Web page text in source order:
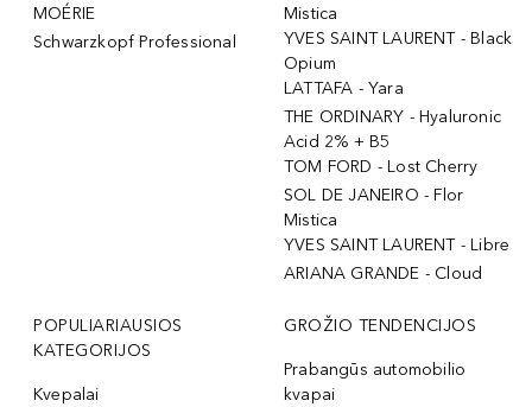
MOÉRIE
Schwarzkopf Professional
Mistica
YVES SAINT LAURENT - Black
Opium
LATTAFA - Yara
THE ORDINARY - Hyaluronic
Acid 2% + B5
TOM FORD - Lost Cherry
SOL DE JANEIRO - Flor
Mistica
YVES SAINT LAURENT - Libre
ARIANA GRANDE - Cloud
POPULIARIAUSIOS
KATEGORIJOS
Kvepalai
GROŽIO TENDENCIJOS
Prabangūs automobilio
kvapai